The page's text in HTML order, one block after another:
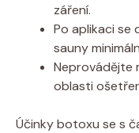
záření.
Po aplikaci se
sauny
Neprovádějte
oblasti
Účinky⁤ botoxu se s